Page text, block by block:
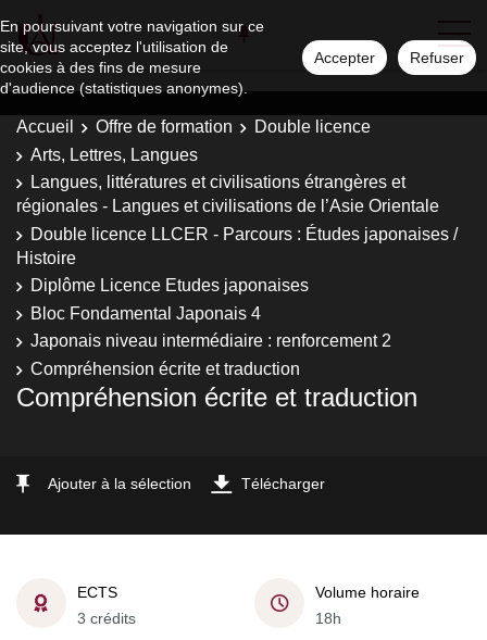
En poursuivant votre navigation sur ce
site, vous acceptez l'utilisation de
cookies à des fins de mesure
d'audience (statistiques anonymes).
Accepter Refuser
Accueil Offre de formation
Double licence
Arts, Lettres, Langues
Langues, littératures et civilisations étrangères et
régionales - Langues et civilisations de l’Asie Orientale
Double licence LLCER - Parcours : Études japonaises /
Histoire
Diplôme Licence Etudes japonaises
Bloc Fondamental Japonais 4
Japonais niveau intermédiaire : renforcement 2
Compréhension écrite et traduction
Compréhension écrite et traduction
Ajouter à la sélection Télécharger
ECTS
3 crédits
Volume horaire
18h